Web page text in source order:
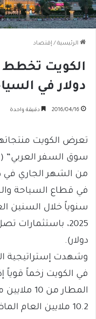
الرئيسية / إقتصاد
الكويت تخطط
دولار في
2016/04/16 دقيقة واحدة
تعرض الكويت
من الشهر الجاري في
سنوياً خلال السنين
دولار).
وشهدت إستراتيجية
في الكويت زخماً قوياً
10.2 ملايين